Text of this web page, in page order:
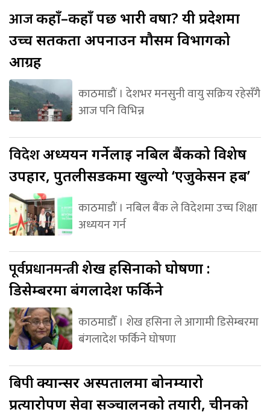
आजकहाँ–कहाँ पर्छ भारी वर्षा? यी प्रदेशमा
उच्च सतर्कता अपनाउन मौसम विभागको
आग्रह
काठमाडौं । देशभर मनसुनी वायु सक्रिय रहेसँगै
आज पनि विभिन्न
विदेशअध्ययन गर्नेलाई नबिल बैंकको विशेष
उपहार, पुतलीसडकमा खुल्यो ‘एजुकेसन हब’
काठमाडौं । नबिल बैंक ले विदेशमा उच्च शिक्षा
अध्ययन गर्न
पूर्वप्रधानमन्त्रीशेख हसिनाको घोषणा :
डिसेम्बरमा बंगलादेश फर्किने
काठमाडौँ । शेख हसिना ले आगामी डिसेम्बरमा
बंगलादेश फर्किने घोषणा
बिपीक्यान्सर अस्पतालमा बोनम्यारो
प्रत्यारोपण सेवा सञ्चालनको तयारी, चीनको